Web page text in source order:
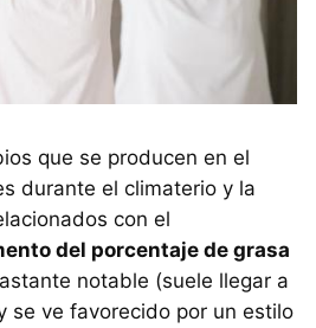
que se producen en el
durante el climaterio y la
con el
del porcentaje de grasa
notable (suele llegar a
se ve favorecido por un estilo